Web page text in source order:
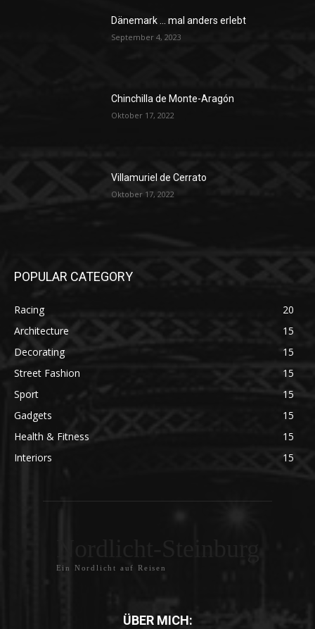
Dänemark … mal anders erlebt
September 4, 2023
Chinchilla de Monte-Aragón
Oktober 17, 2022
Villamuriel de Cerrato
Oktober 17, 2022
POPULAR CATEGORY
Racing
20
Architecture
15
Decorating
15
Street Fashion
15
Sport
15
Gadgets
15
Health & Fitness
15
Interiors
15
Ein Nordlicht auf Reisen
ÜBER MICH: